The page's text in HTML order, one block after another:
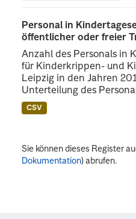
Personal in
öffentlicher oder freier
Anzahl des Personals in
für Kinderkrippen- und
Leipzig in den Jahren
Unterteilung des
CSV
Sie können dieses Register
Dokumentation) abrufen.